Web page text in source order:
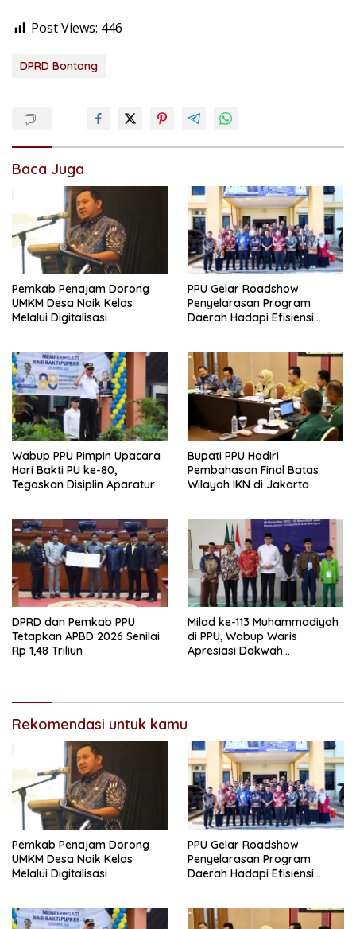
Post Views: 446
DPRD Bontang
Baca Juga
Pemkab Penajam Dorong
UMKM Desa Naik Kelas
Melalui Digitalisasi
PPU Gelar Roadshow
Penyelarasan Program
Daerah Hadapi Efisiensi
Wabup PPU Pimpin Upacara
Hari Bakti PU ke-80,
Tegaskan Disiplin Aparatur
Bupati PPU Hadiri
Pembahasan Final Batas
Wilayah IKN di Jakarta
DPRD dan Pemkab PPU
Tetapkan APBD 2026 Senilai
Rp 1,48 Triliun
Milad ke-113 Muhammadiyah
di PPU, Wabup Waris
Apresiasi Dakwah
Rekomendasi untuk kamu
Pemkab Penajam Dorong
UMKM Desa Naik Kelas
Melalui Digitalisasi
PPU Gelar Roadshow
Penyelarasan Program
Daerah Hadapi Efisiensi